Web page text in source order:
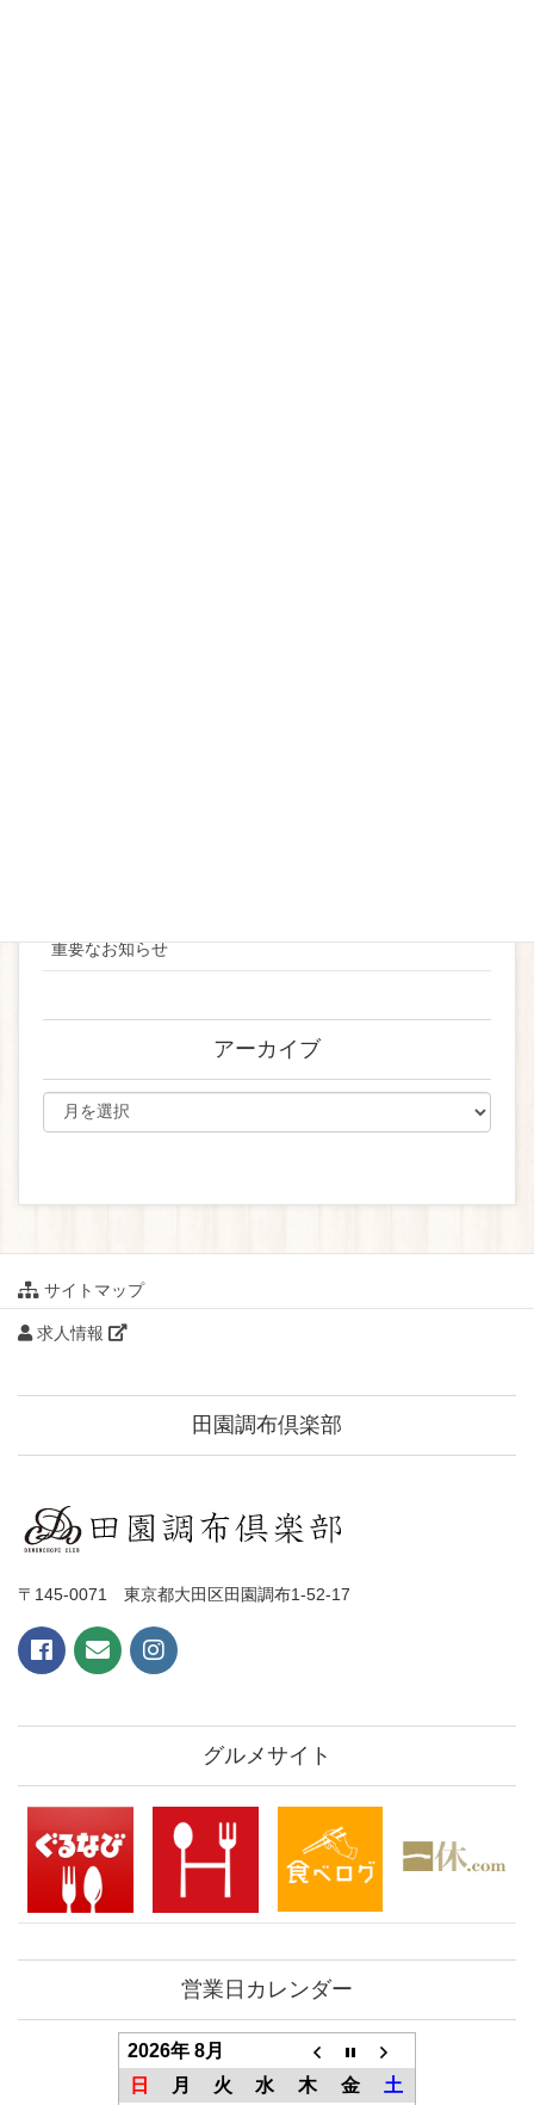
重要なお知らせ
アーカイブ
サイトマップ
求人情報
田園調布倶楽部
〒145-0071 東京都大田区田園調布1-52-17
グルメサイト
営業日カレンダー
2026年 8月
日
月 火 水 木 金
土